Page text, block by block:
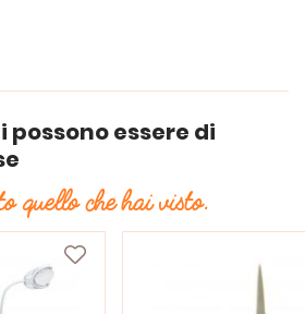
essere di
quello che hai visto.